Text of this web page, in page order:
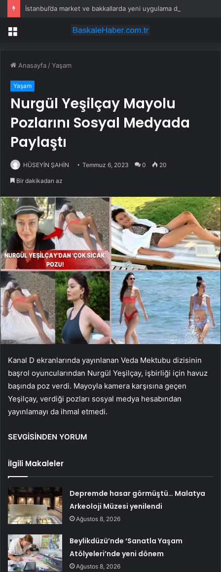
Menü
Anasayfa /Yaşam
Yaşam
Nurgül Yeşilçay Mayolu
Pozlarını Sosyal Medyada
Paylaştı
HÜSEYİN ŞAHİN Temmuz 6, 2023 0 20
Bir dakikadan az
Kanal D ekranlarında yayınlanan Veda Mektubu dizisinin
başrol oyuncularından Nurgül Yeşilçay, işbirliği için havuz
başında poz verdi. Mayoyla kamera karşısına geçen
Yeşilçay, verdiği pozları sosyal medya hesabından
yayınlamayı da ihmal etmedi.
SEVGİSİNDEN YORUM
İlgili Makaleler
Depremde hasar görmüştü… Malatya
Arkeoloji Müzesi yenilendi
Ağustos 8, 2026
Beylikdüzü’nde ‘Sanatla Yaşam
Atölyeleri’nde yeni dönem
Ağustos 8, 2026